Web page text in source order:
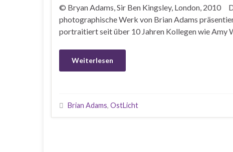
© Bryan Adams, Sir Ben Kingsley, London, 2010
photographische Werk von Brian Adams
portraitiert seit über 10 Jahren Kollegen wie Amy
Weiterlesen
Brian Adams, OstLicht